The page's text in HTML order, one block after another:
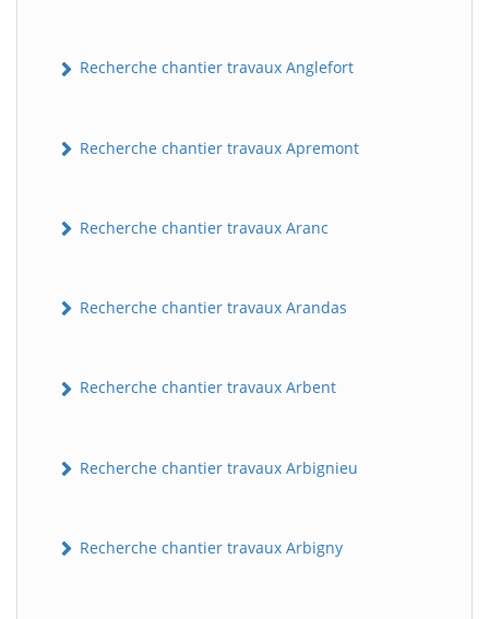
Recherche chantier travaux Anglefort
Recherche chantier travaux Apremont
Recherche chantier travaux Aranc
Recherche chantier travaux Arandas
Recherche chantier travaux Arbent
Recherche chantier travaux Arbignieu
Recherche chantier travaux Arbigny